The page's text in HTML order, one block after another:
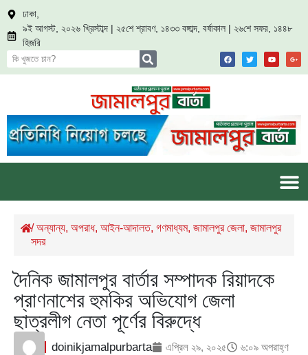
ঢাকা,
৯ই আগস্ট, ২০২৬ খ্রিস্টাব্দ | ২৫শে শ্রাবণ, ১৪৩৩ বঙ্গাব্দ, বর্ষাকাল | ২৬শে সফর, ১৪৪৮
হিজরি
/অন্যান্য,অপরাধ,আইন-আদালত,গণমাধ্যম,জামালপুর জেলা,জামালপুর
সদর
দৈনিক জামালপুর বার্তার সম্পাদক রিয়াদকে
প্রাণনাশের হুমকির অভিযোগ জেলা
ছাত্রলীগ নেতা পূর্ণের বিরুদ্ধে
doinikjamalpurbarta এপ্রিল ২৯, ২০২৫ ৬:০৯ অপরাহ্ণ